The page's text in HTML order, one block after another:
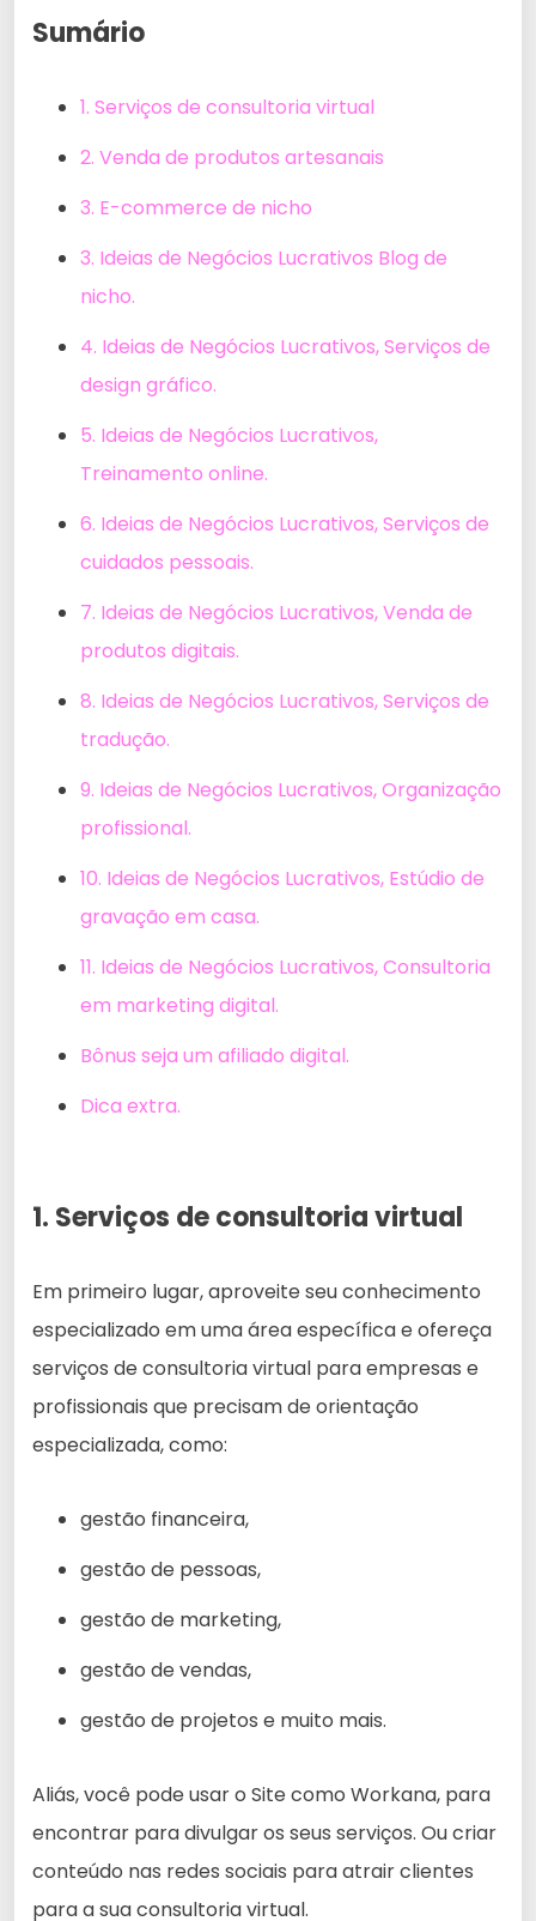
Sumário
1. Serviços de consultoria virtual
2. Venda de produtos artesanais
3. E-commerce de nicho
3. Ideias de Negócios Lucrativos Blog de
nicho.
4. Ideias de Negócios Lucrativos, Serviços de
design gráfico.
5. Ideias de Negócios Lucrativos,
Treinamento online.
6. Ideias de Negócios Lucrativos, Serviços de
cuidados pessoais.
7. Ideias de Negócios Lucrativos, Venda de
produtos digitais.
8. Ideias de Negócios Lucrativos, Serviços de
tradução.
9. Ideias de Negócios Lucrativos, Organização
profissional.
10. Ideias de Negócios Lucrativos, Estúdio de
gravação em casa.
11. Ideias de Negócios Lucrativos, Consultoria
em marketing digital.
Bônus seja um afiliado digital.
Dica extra.
1. Serviços de consultoria virtual
Em primeiro lugar, aproveite seu conhecimento
especializado em uma área específica e ofereça
serviços de consultoria virtual para empresas e
profissionais que precisam de orientação
especializada, como:
gestão financeira,
gestão de pessoas,
gestão de marketing,
gestão de vendas,
gestão de projetos e muito mais.
Aliás, você pode usar o Site como Workana, para
encontrar para divulgar os seus serviços. Ou criar
conteúdo nas redes sociais para atrair clientes
para a sua consultoria virtual.